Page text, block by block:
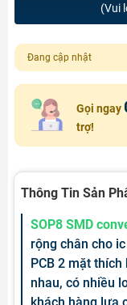
(Vui
Đang cập nhật
Gọi ngay
trợ!
Thông Tin Sản
SOP8 SMD
rộng chân cho
PCB 2 mặt
nhau, có nhiều
khách hàng lựa